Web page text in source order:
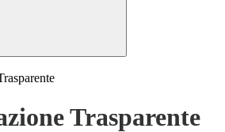
Trasparente